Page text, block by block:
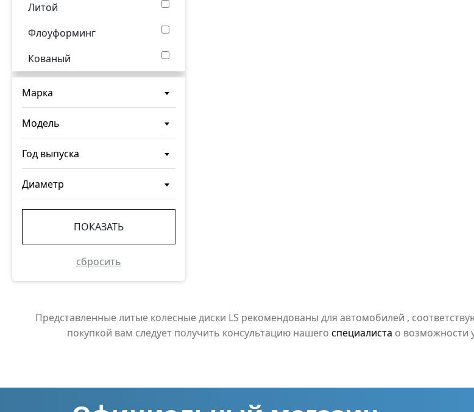
Литой
Флоуформинг
Кованый
Марка
Модель
Год выпуска
Диаметр
ПОКАЗАТЬ
сбросить
Представленные литые колесные диски LS рекомендованы для автомобилей ,
покупкой вам следует получить консультацию нашего специалиста о возможности